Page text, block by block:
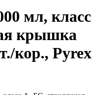
мл, класс
крышка
кор., Pyrex